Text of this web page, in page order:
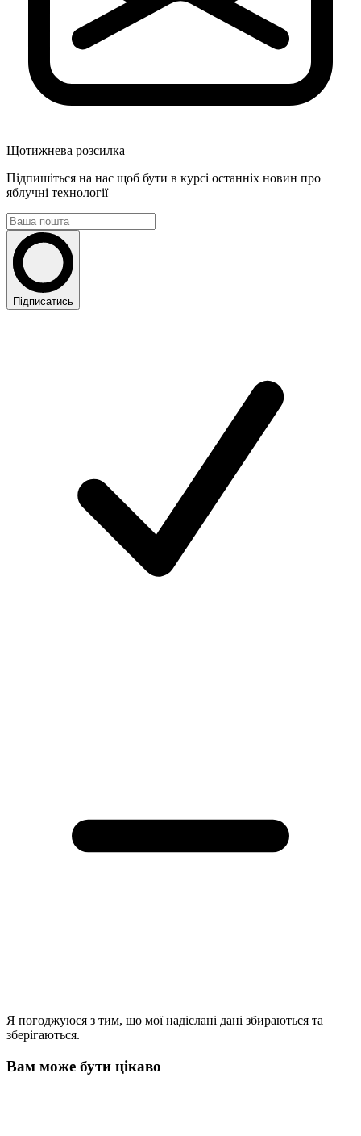
Щотижнева розсилка
Підпишіться на нас щоб бути в курсі останніх новин про
яблучні технології
Підписатись
Я погоджуюся з тим, що мої надіслані дані збираються та
зберігаються.
Вам може бути цікаво